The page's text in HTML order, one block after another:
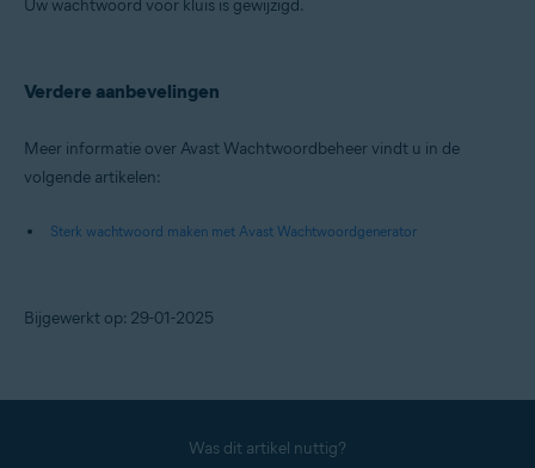
Uw wachtwoord voor kluis is gewijzigd.
Verdere aanbevelingen
Meer informatie over Avast Wachtwoordbeheer vindt u in de
volgende artikelen:
Sterk wachtwoord maken met Avast Wachtwoordgenerator
Bijgewerkt op: 29-01-2025
Was dit artikel nuttig?